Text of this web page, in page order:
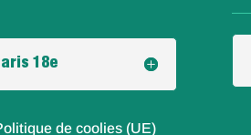
18e
de coolies (UE)